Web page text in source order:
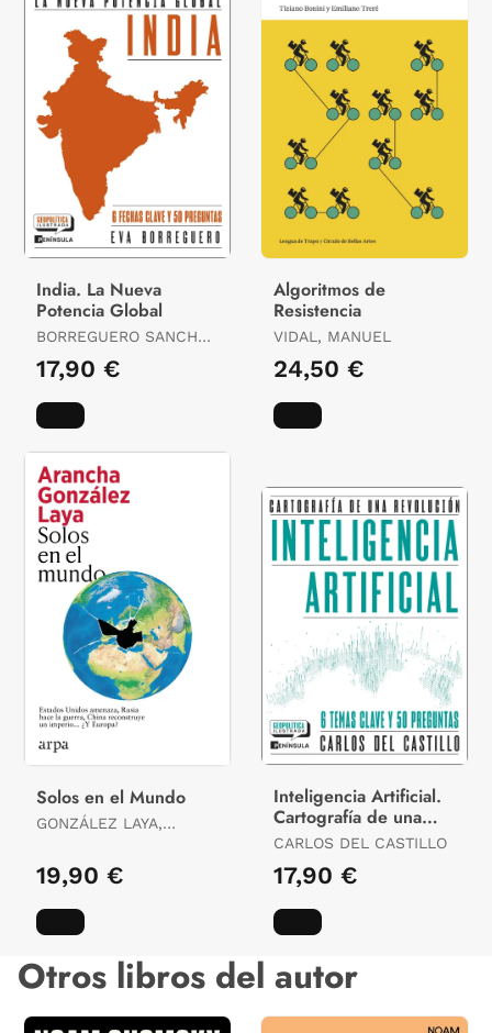
India. La Nueva
Potencia Global
BORREGUERO SANCHO,
17,90 €
Algoritmos de
Resistencia
VIDAL, MANUEL
24,50 €
Solos en el Mundo
GONZÁLEZ LAYA,
19,90 €
Inteligencia Artificial.
Cartografía de una
Revolución
CARLOS DEL CASTILLO
17,90 €
Otros libros del autor